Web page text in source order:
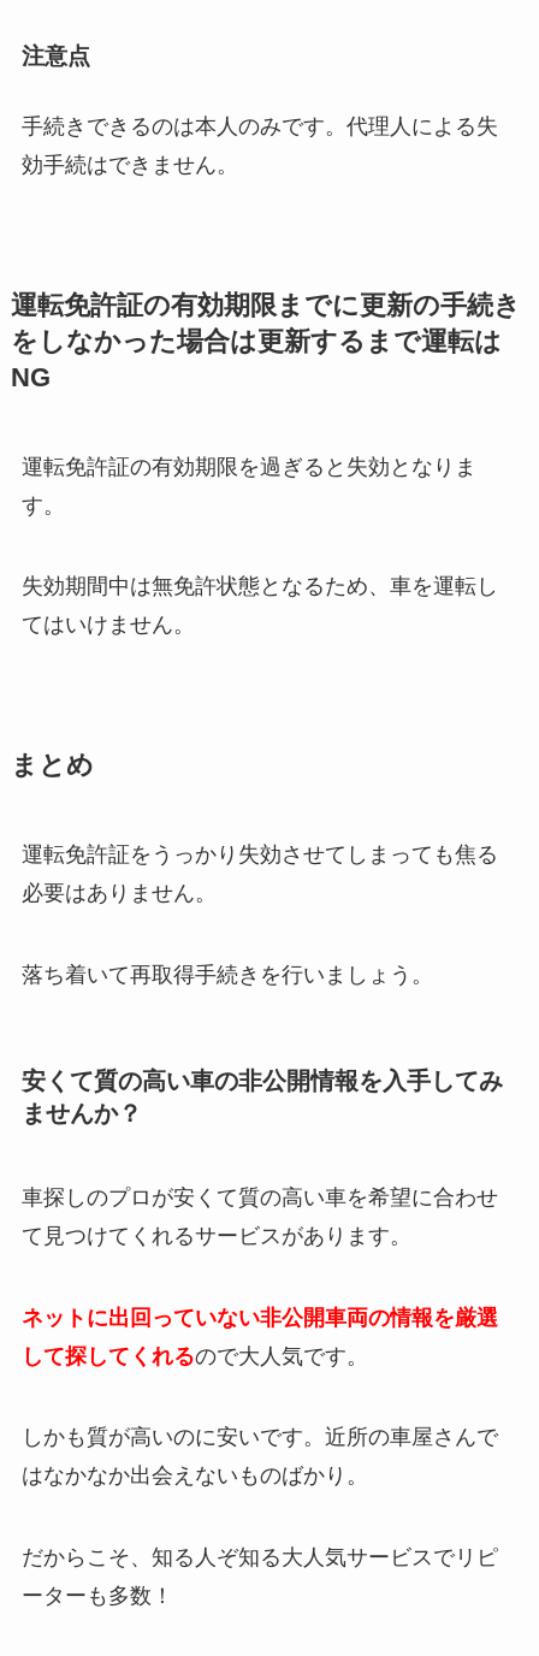
注意点
手続きできるのは本人のみです。代理人による失
効手続はできません。
運転免許証の有効期限までに更新の手続き
をしなかった場合は更新するまで運転は
NG
運転免許証の有効期限を過ぎると失効となりま
す。
失効期間中は無免許状態となるため、車を運転し
てはいけません。
まとめ
運転免許証をうっかり失効させてしまっても焦る
必要はありません。
落ち着いて再取得手続きを行いましょう。
安くて質の高い車の非公開情報を入手してみ
ませんか？
車探しのプロが安くて質の高い車を希望に合わせ
て見つけてくれるサービスがあります。
ネットに出回っていない非公開車両の情報を厳選
して探してくれるので大人気です。
しかも質が高いのに安いです。近所の車屋さんで
はなかなか出会えないものばかり。
だからこそ、知る人ぞ知る大人気サービスでリピ
ーターも多数！